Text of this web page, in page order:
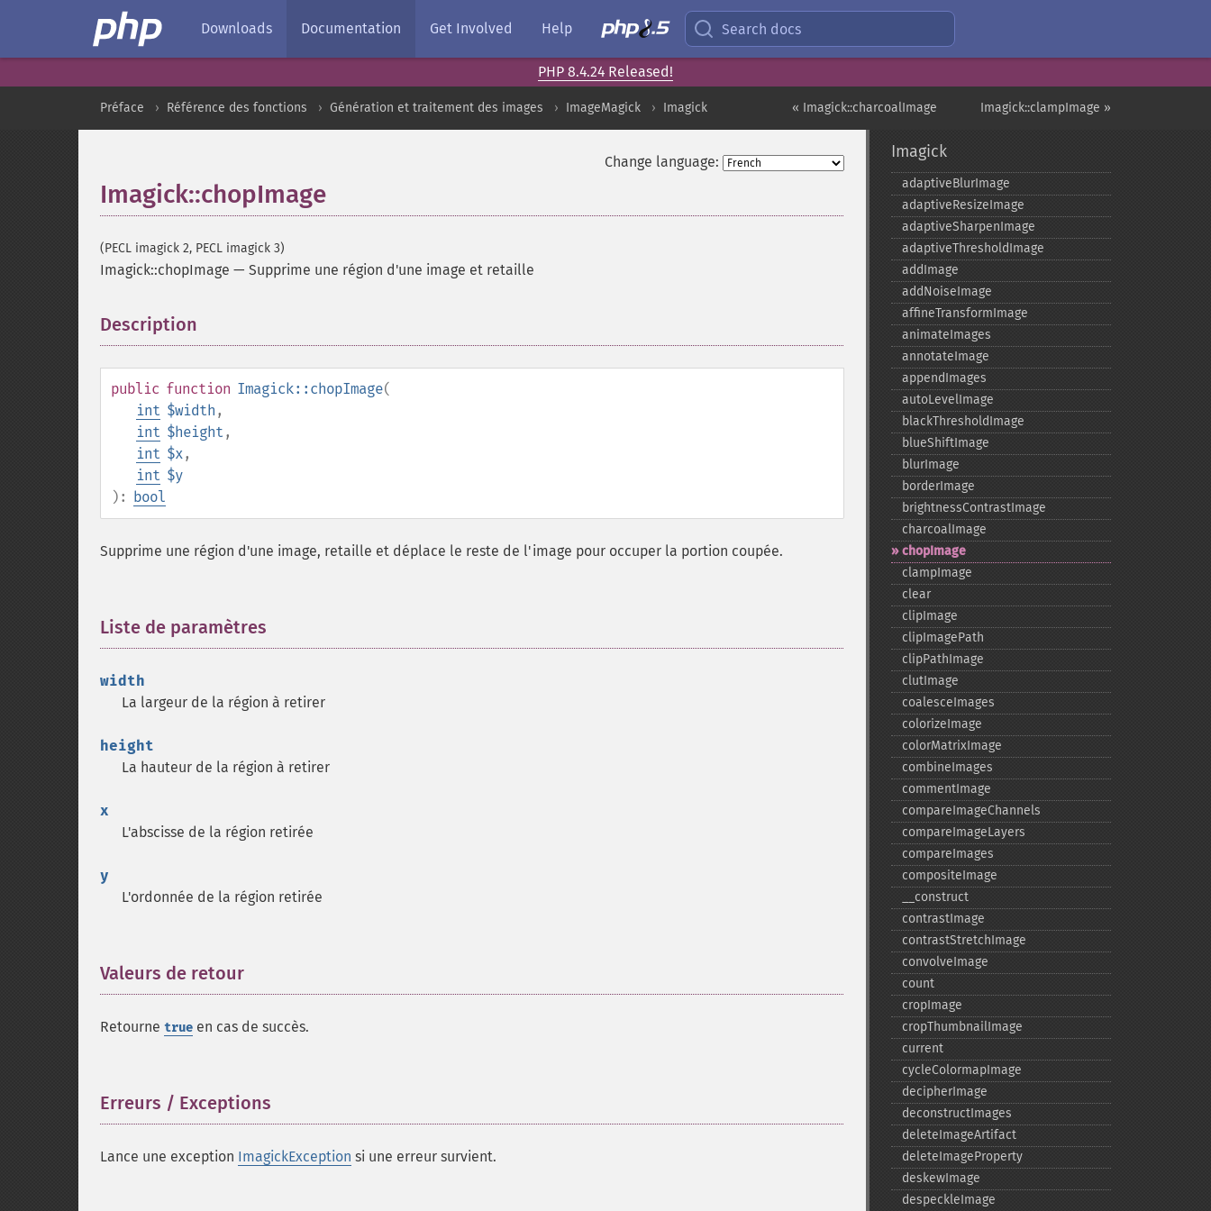
Downloads Documentation Get Involved Help Search docs
PHP 8.4.24 Released!
Imagick::clampImage »
« Imagick::charcoalImage
Préface Référence des fonctions Génération et traitement des images ImageMagick Imagick
Change language:
Imagick::chopImage
(PECL imagick 2, PECL imagick 3)
Imagick::chopImage — Supprime une région d'une image et retaille
Description
public function Imagick::chopImage(
int $width ,
int $height ,
int $x,
int $y
): bool
Supprime une région d'une image, retaille et déplace le reste de l'image pour occuper la portion coupée.
Liste de paramètres
width
La largeur de la région à retirer
height
La hauteur de la région à retirer
x
L'abscisse de la région retirée
y
L'ordonnée de la région retirée
Valeurs de retour
Retourne true en cas de succès.
Erreurs / Exceptions
Lance une exception ImagickException si une erreur survient.
Imagick
adaptiveBlurImage
adaptiveResizeImage
adaptiveSharpenImage
adaptiveThresholdImage
addImage
addNoiseImage
affineTransformImage
animateImages
annotateImage
appendImages
autoLevelImage
blackThresholdImage
blueShiftImage
blurImage
borderImage
brightnessContrastImage
charcoalImage
chopImage
clampImage
clear
clipImage
clipImagePath
clipPathImage
clutImage
coalesceImages
colorizeImage
colorMatrixImage
combineImages
commentImage
compareImageChannels
compareImageLayers
compareImages
compositeImage
_​_​construct
contrastImage
contrastStretchImage
convolveImage
count
cropImage
cropThumbnailImage
current
cycleColormapImage
decipherImage
deconstructImages
deleteImageArtifact
deleteImageProperty
deskewImage
despeckleImage